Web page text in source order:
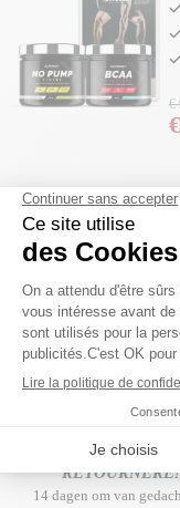
€
GRATIS
Thuisbezorging vanaf
aankoopbedrag
EENVOUDIG EN
14 dagen om van